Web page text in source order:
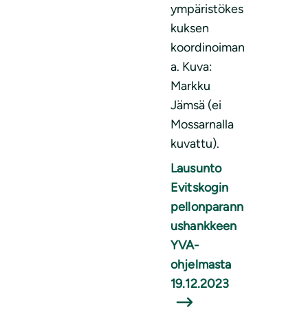
ympäristökes
kuksen
koordinoiman
a. Kuva:
Markku
Jämsä (ei
Mossarnalla
kuvattu).
Lausunto
Evitskogin
pellonparann
ushankkeen
YVA-
ohjelmasta
19.12.2023